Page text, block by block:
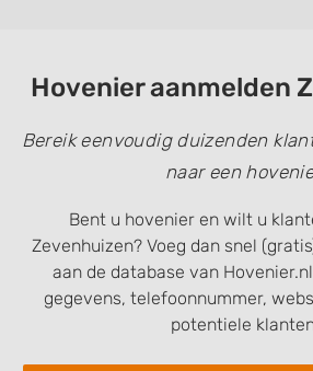
Hovenier aanmelden
Bereik eenvoudig duizenden
naar een
Bent u hovenier en wilt u
Zevenhuizen? Voeg dan snel
aan de database van
gegevens, telefoonnummer,
potentiele